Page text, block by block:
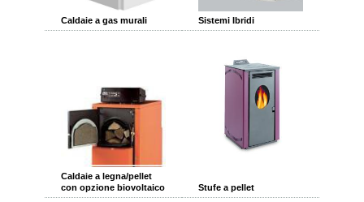
Caldaie a gas murali Sistemi Ibridi
Caldaie a legna/pellet
con opzione biovoltaico
Stufe a pellet